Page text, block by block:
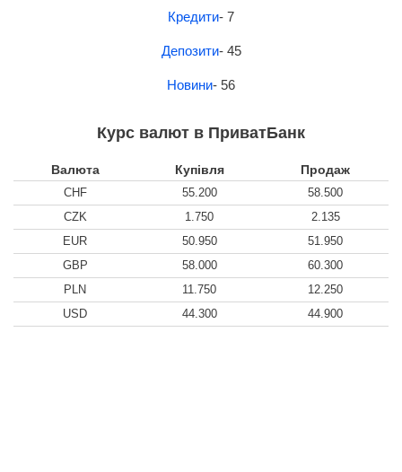
Кредити- 7
Депозити- 45
Новини- 56
Курс валют в ПриватБанк
Валюта Купівля Продаж
CHF 55.200
58.500
CZK
1.750
2.135
EUR
50.950
51.950
GBP
58.000
60.300
PLN
11.750
12.250
USD
44.300 44.900